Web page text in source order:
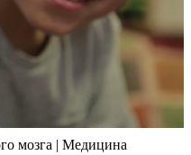
мозга | Медицина